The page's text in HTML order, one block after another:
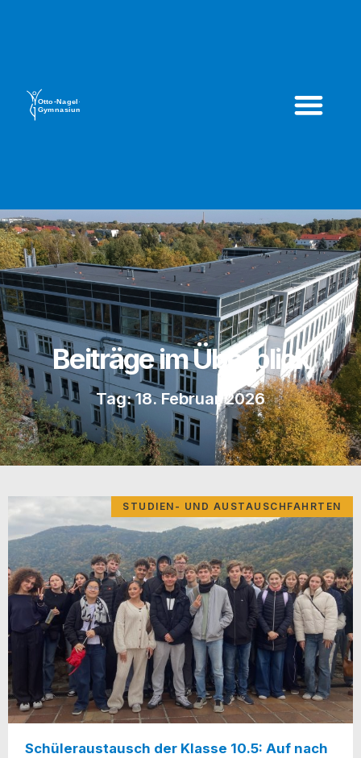
Beiträge im Überblick
Tag: 18. Februar 2026
STUDIEN- UND AUSTAUSCHFAHRTEN
Schüleraustausch der Klasse 10.5: Auf nach